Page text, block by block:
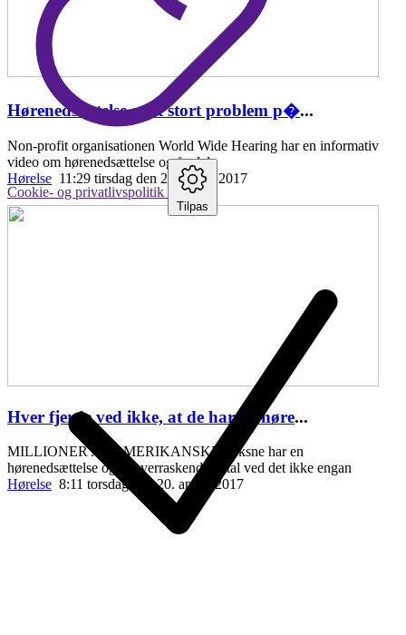
Hørenedsættelse er et stort problem p�...
Non-profit organisationen World Wide Hearing har en informativ
video om hørenedsættelse og fordele
Hørelse 11:29 tirsdag den 25. april , 2017
Hver fjerde ved ikke, at de har en høre...
MILLIONER AF AMERIKANSKE voksne har en
hørenedsættelse og et overraskende antal ved det ikke engan
Hørelse 8:11 torsdag den 20. april , 2017
Cookie- og privatlivspolitik
Tilpas